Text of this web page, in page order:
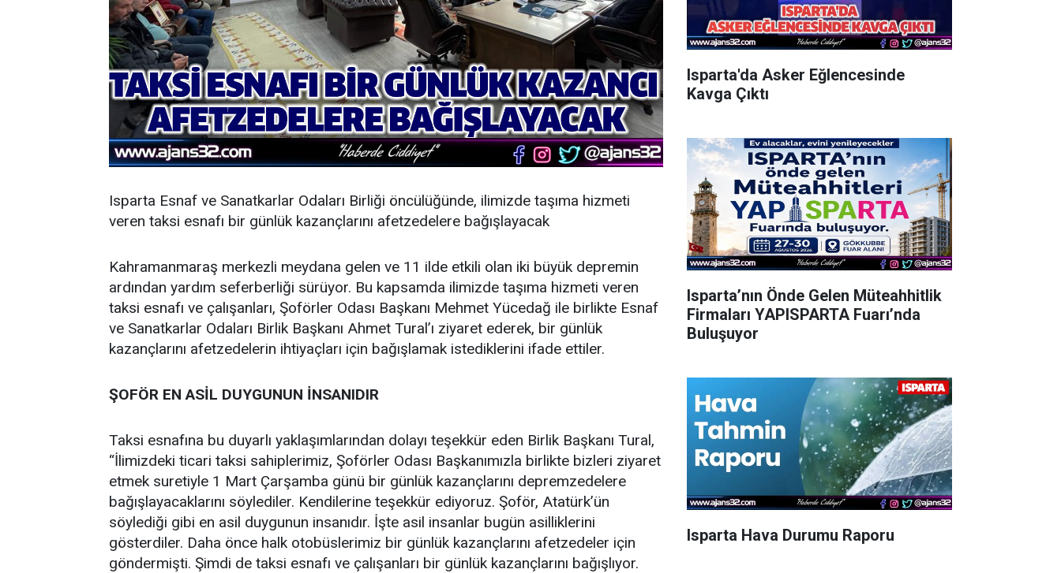
Isparta Esnaf ve Sanatkarlar Odaları Birliği öncülüğünde, ilimizde taşıma hizmeti
veren taksi esnafı bir günlük kazançlarını afetzedelere bağışlayacak
Kahramanmaraş merkezli meydana gelen ve 11 ilde etkili olan iki büyük depremin
ardından yardım seferberliği sürüyor. Bu kapsamda ilimizde taşıma hizmeti veren
taksi esnafı ve çalışanları, Şoförler Odası Başkanı Mehmet Yücedağ ile birlikte Esnaf
ve Sanatkarlar Odaları Birlik Başkanı Ahmet Tural’ı ziyaret ederek, bir günlük
kazançlarını afetzedelerin ihtiyaçları için bağışlamak istediklerini ifade ettiler.
ŞOFÖR EN ASİL DUYGUNUN İNSANIDIR
Taksi esnafına bu duyarlı yaklaşımlarından dolayı teşekkür eden Birlik Başkanı Tural,
“İlimizdeki ticari taksi sahiplerimiz, Şoförler Odası Başkanımızla birlikte bizleri ziyaret
etmek suretiyle 1 Mart Çarşamba günü bir günlük kazançlarını depremzedelere
bağışlayacaklarını söylediler. Kendilerine teşekkür ediyoruz. Şoför, Atatürk’ün
söylediği gibi en asil duygunun insanıdır. İşte asil insanlar bugün asilliklerini
gösterdiler. Daha önce halk otobüslerimiz bir günlük kazançlarını afetzedeler için
göndermişti. Şimdi de taksi esnafı ve çalışanları bir günlük kazançlarını bağışlıyor.
Isparta'da Asker Eğlencesinde
Kavga Çıktı
Isparta’nın Önde Gelen Müteahhitlik
Firmaları YAPISPARTA Fuarı’nda
Buluşuyor
Isparta Hava Durumu Raporu